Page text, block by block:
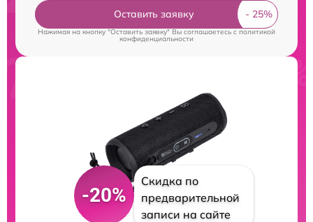
Оставить заявку
Нажимая на кнопку "Оставить заявку" Вы соглашаетесь cполитикой
конфиденциальности
-20%
Скидка по
предварительной
записи на сайте